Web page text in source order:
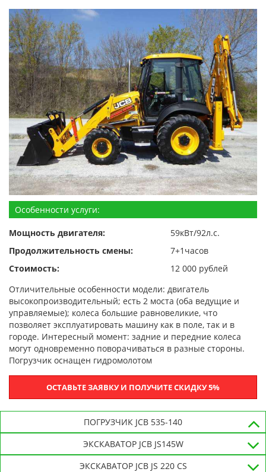
Особенности услуги:
Мощность двигателя:
59кВт/92л.с.
Продолжительность смены:
7+1часов
Стоимость:
12 000 рублей
Отличительные особенности модели: двигатель
высокопроизводительный; есть 2 моста (оба ведущие и
управляемые); колеса большие равновеликие, что
позволяет эксплуатировать машину как в поле, так и в
городе. Интересный момент: задние и передние колеса
могут одновременно поворачиваться в разные стороны.
Погрузчик оснащен гидромолотом
ОСТАВЬТЕ ЗАЯВКУ И ПОЛУЧИТЕ СКИДКУ 5%
ПОГРУЗЧИК JCB 535-140
ЭКСКАВАТОР JCB JS145W
ЭКСКАВАТОР JCB JS 220 CS